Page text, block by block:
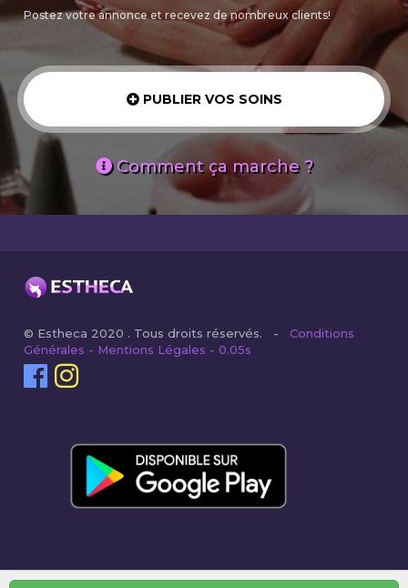
Postez votre annonce et recevez de nombreux clients!
PUBLIER VOS SOINS
Comment ça marche ?
© Estheca 2020 . Tous droits réservés. -Conditions
Générales - Mentions Légales - 0.05s